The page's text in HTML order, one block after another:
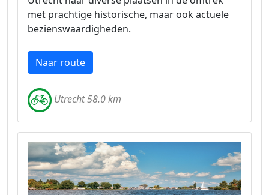
met prachtige historische, maar ook actuele
bezienswaardigheden.
Naar route
Utrecht 58.0 km